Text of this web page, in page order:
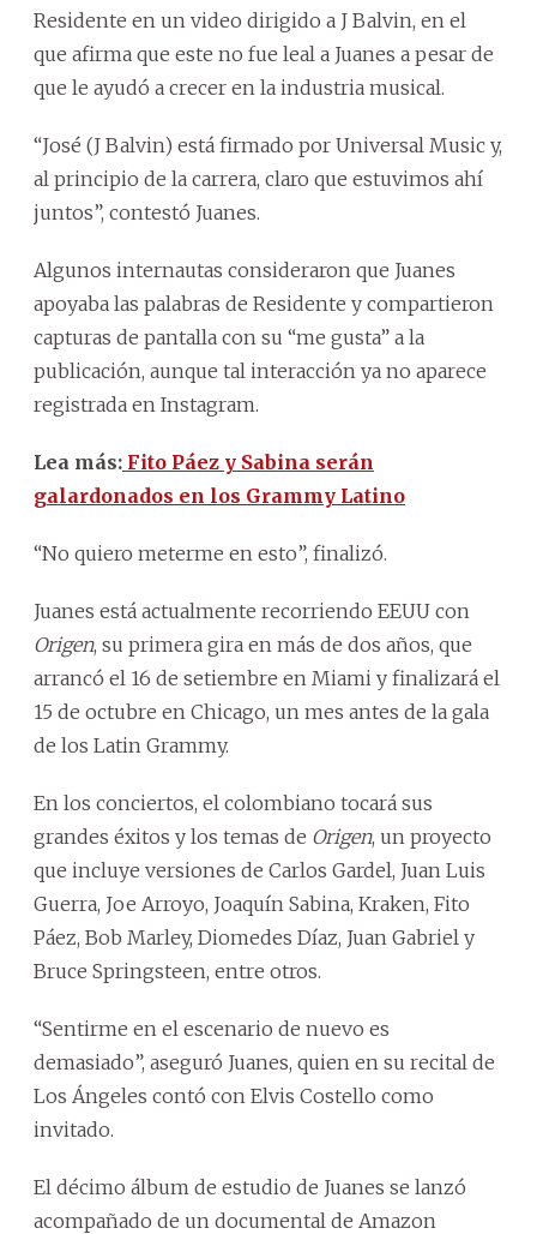
Residente en un video dirigido a J Balvin, en el
que afirma que este no fue leal a Juanes a pesar de
que le ayudó a crecer en la industria musical.
“José (J Balvin) está firmado por Universal Music y,
al principio de la carrera, claro que estuvimos ahí
juntos”, contestó Juanes.
Algunos internautas consideraron que Juanes
apoyaba las palabras de Residente y compartieron
capturas de pantalla con su “me gusta” a la
publicación, aunque tal interacción ya no aparece
registrada en Instagram.
Lea más: Fito Páez y Sabina serán
galardonados en los Grammy Latino
“No quiero meterme en esto”, finalizó.
Juanes está actualmente recorriendo EEUU con
Origen, su primera gira en más de dos años, que
arrancó el 16 de setiembre en Miami y finalizará el
15 de octubre en Chicago, un mes antes de la gala
de los Latin Grammy.
En los conciertos, el colombiano tocará sus
grandes éxitos y los temas de Origen, un proyecto
que incluye versiones de Carlos Gardel, Juan Luis
Guerra, Joe Arroyo, Joaquín Sabina, Kraken, Fito
Páez, Bob Marley, Diomedes Díaz, Juan Gabriel y
Bruce Springsteen, entre otros.
“Sentirme en el escenario de nuevo es
demasiado”, aseguró Juanes, quien en su recital de
Los Ángeles contó con Elvis Costello como
invitado.
El décimo álbum de estudio de Juanes se lanzó
acompañado de un documental de Amazon